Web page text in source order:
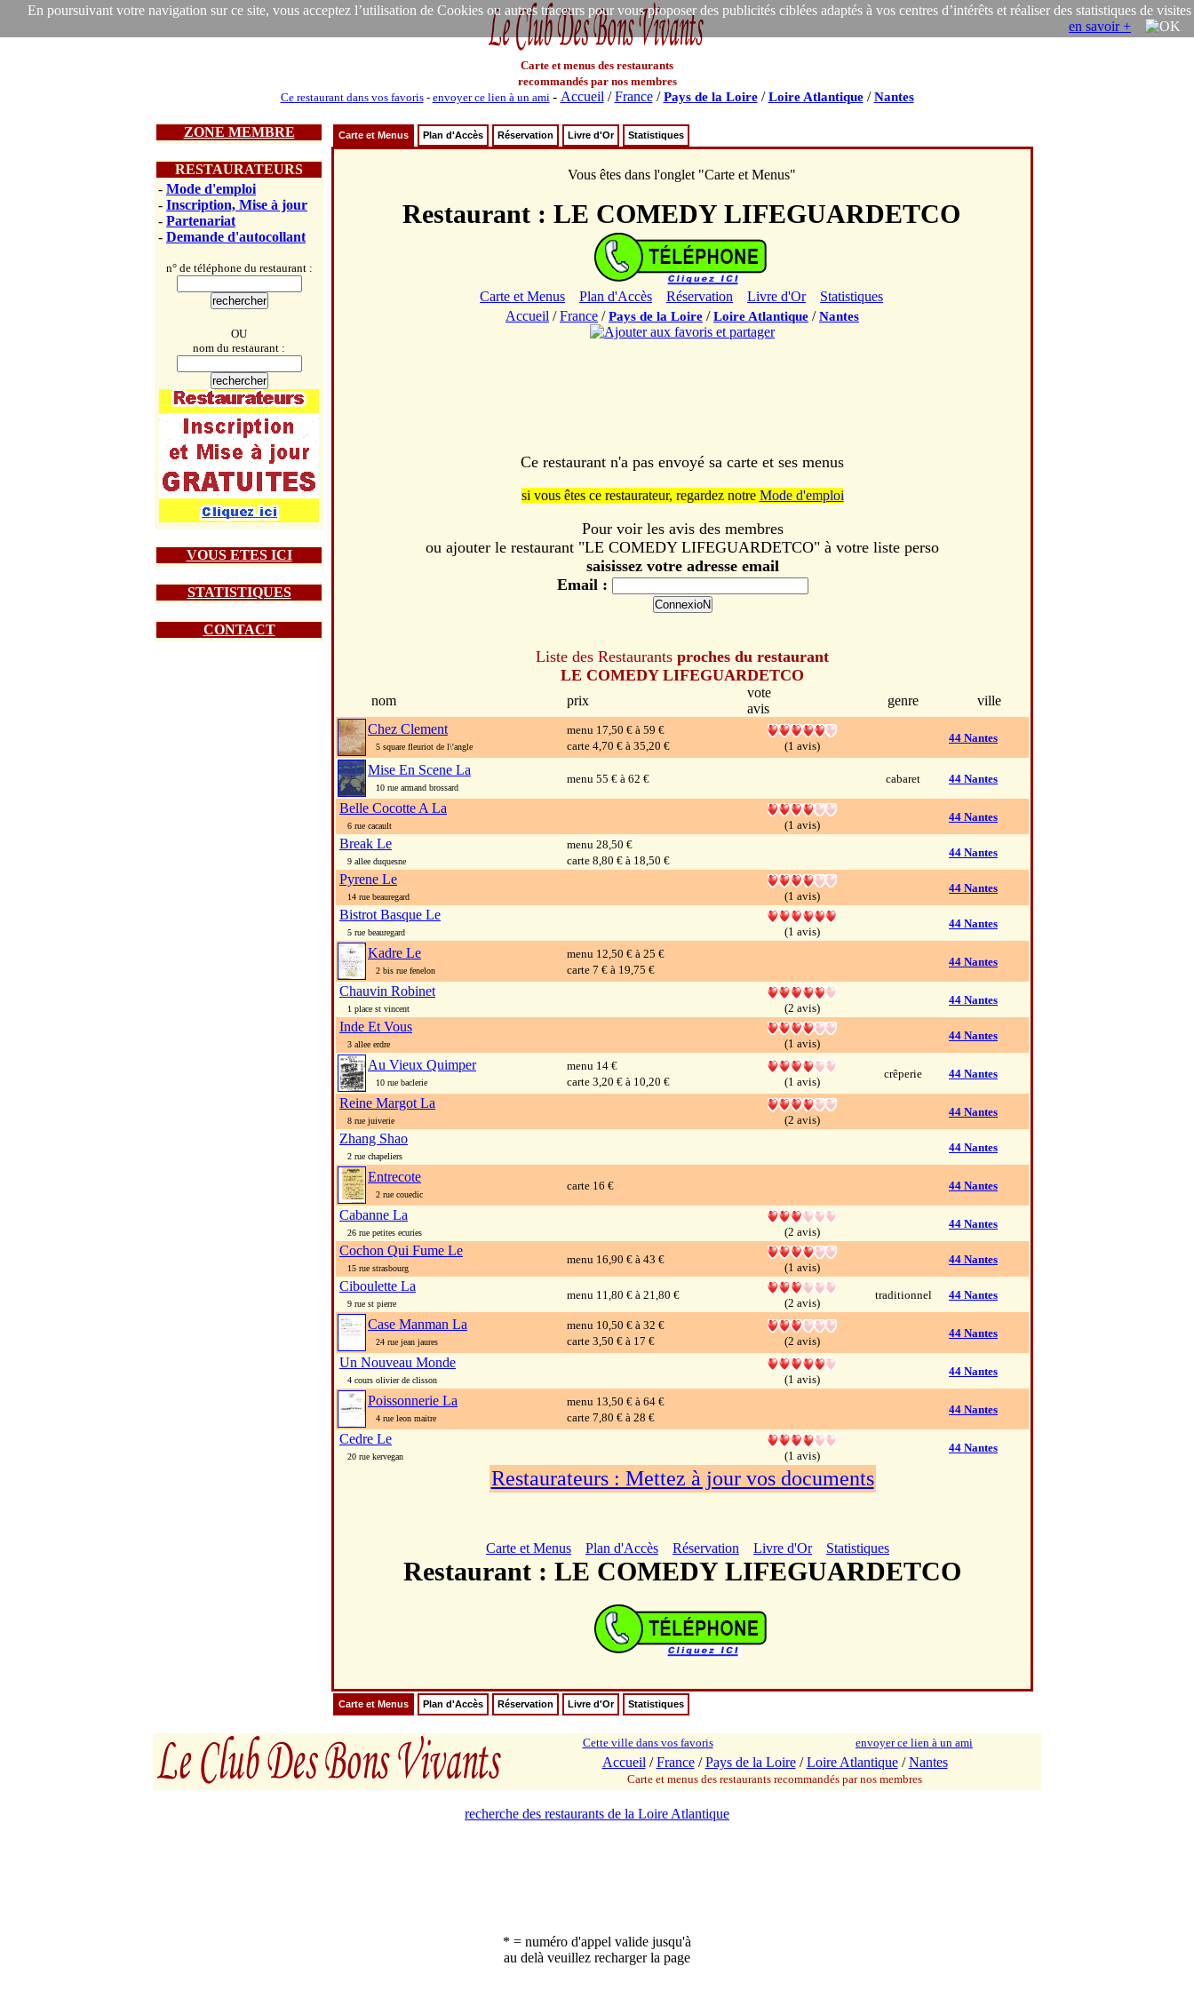
En poursuivant votre navigation sur ce site, vous acceptez l’utilisation de Cookies ou autres traceurs pour vous proposer des publicités ciblées adaptés à vos centres d’intérêts et réaliser des statistiques de visites
en savoir +
Carte et menus des restaurants
recommandés par nos membres
Ce restaurant dans vos favoris- envoyer ce lien à un ami - Accueil /France/Pays de la Loire/Loire Atlantique/Nantes
ZONE MEMBRE
RESTAURATEURS
- Mode d'emploi
- Inscription, Mise à jour
- Partenariat
- Demande d'autocollant
n° de téléphone du restaurant :
OU
nom du restaurant :
VOUS ETES ICI
STATISTIQUES
CONTACT
Carte et Menus Plan d'Accès Réservation Livre d'Or Statistiques
Vous êtes dans l'onglet "Carte et Menus"
Restaurant : LE COMEDY LIFEGUARDETCO
Carte et Menus Plan d'Accès Réservation Livre d'Or
Statistiques
Accueil /France /Pays de la Loire /Loire Atlantique /Nantes
Ce restaurant n'a pas envoyé sa carte et ses menus
si vous êtes ce restaurateur, regardez notre Mode d'emploi
Pour voir les avis des membres
ou ajouter le restaurant "LE COMEDY LIFEGUARDETCO" à votre liste perso
saisissez votre adresse email
Email :
Liste des Restaurants proches du restaurant
LE COMEDY LIFEGUARDETCO
nom prix
vote
avis
genre
ville
Chez Clement
5 square fleuriot de l\'angle
menu 17,50 € à 59 €
carte 4,70 € à 35,20 €
(1 avis)
44 Nantes
Mise En Scene La
10 rue armand brossard
menu 55 € à 62 € cabaret 44 Nantes
Belle Cocotte A La
6 rue cacault (1 avis)
44 Nantes
Break Le
9 allee duquesne
menu 28,50 €
carte 8,80 € à 18,50 €
44 Nantes
Pyrene Le
14 rue beauregard (1 avis)
44 Nantes
Bistrot Basque Le
5 rue beauregard (1 avis)
44 Nantes
Kadre Le
2 bis rue fenelon
menu 12,50 € à 25 €
carte 7 € à 19,75 €
44 Nantes
Chauvin Robinet
1 place st vincent (2 avis)
44 Nantes
Inde Et Vous
3 allee erdre (1 avis)
44 Nantes
Au Vieux Quimper
10 rue baclerie
menu 14 €
carte 3,20 € à 10,20 €
(1 avis)
crêperie 44 Nantes
Reine Margot La
8 rue juiverie (2 avis)
44 Nantes
Zhang Shao
2 rue chapeliers
44 Nantes
Entrecote
2 rue couedic
carte 16 € 44 Nantes
Cabanne La
26 rue petites ecuries (2 avis)
44 Nantes
Cochon Qui Fume Le
15 rue strasbourg
menu 16,90 € à 43 €
(1 avis)
44 Nantes
Ciboulette La
9 rue st pierre
menu 11,80 € à 21,80 €
(2 avis)
traditionnel 44 Nantes
Case Manman La
24 rue jean jaures
menu 10,50 € à 32 €
carte 3,50 € à 17 €
(2 avis)
44 Nantes
Un Nouveau Monde
4 cours olivier de clisson (1 avis)
44 Nantes
Poissonnerie La
4 rue leon maitre
menu 13,50 € à 64 €
carte 7,80 € à 28 €
44 Nantes
Cedre Le
20 rue kervegan (1 avis)
44 Nantes
Restaurateurs : Mettez à jour vos documents
Carte et Menus Plan d'Accès Réservation Livre d'Or Statistiques
Restaurant : LE COMEDY LIFEGUARDETCO
Carte et Menus Plan d'Accès Réservation Livre d'Or Statistiques
Cette ville dans vos favoris envoyer ce lien à un ami
Accueil /France/Pays de la Loire/Loire Atlantique/Nantes
Carte et menus des restaurants recommandés par nos membres
recherche des restaurants de la Loire Atlantique
* = numéro d'appel valide jusqu'à
au delà veuillez recharger la page